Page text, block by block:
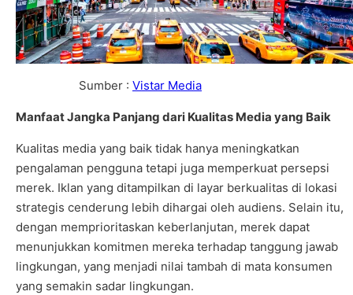
Sumber : Vistar Media
Manfaat Jangka Panjang dari Kualitas Media yang Baik
Kualitas media yang baik tidak hanya meningkatkan
pengalaman pengguna tetapi juga memperkuat persepsi
merek. Iklan yang ditampilkan di layar berkualitas di lokasi
strategis cenderung lebih dihargai oleh audiens. Selain itu,
dengan memprioritaskan keberlanjutan, merek dapat
menunjukkan komitmen mereka terhadap tanggung jawab
lingkungan, yang menjadi nilai tambah di mata konsumen
yang semakin sadar lingkungan.